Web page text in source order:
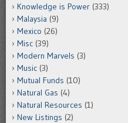
Knowledge is Power (333)
Malaysia (9)
Mexico (26)
Misc (39)
Modern Marvels (3)
Music (3)
Mutual Funds (10)
Natural Gas (4)
Natural Resources (1)
New Listings (2)